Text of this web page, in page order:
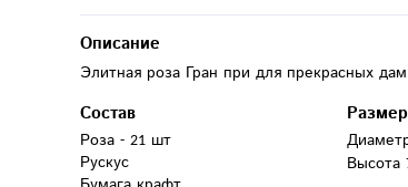
Описание
Элитная роза Гран при для прекрасных дам
Состав
Роза - 21 шт
Рускус
Высота